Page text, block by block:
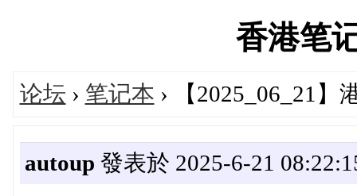
香港笔
论坛 › 笔记本 › 【2025_06_21
autoup 發表於 2025-6-21